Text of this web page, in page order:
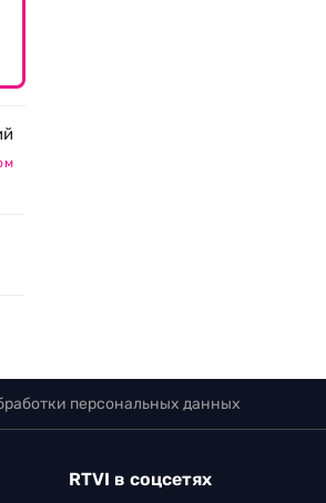
персональных данных
RTVI в соцсетях